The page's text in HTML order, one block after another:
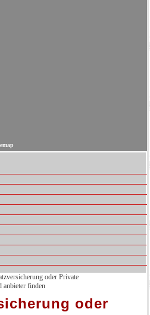
oder Private
anbieter finden
oder